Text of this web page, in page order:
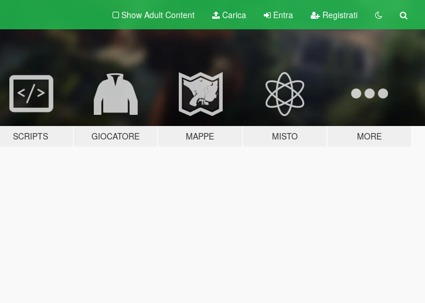
Show Adult Content Carica Entra Registrati
SCRIPTS GIOCATORE MAPPE MISTO MORE